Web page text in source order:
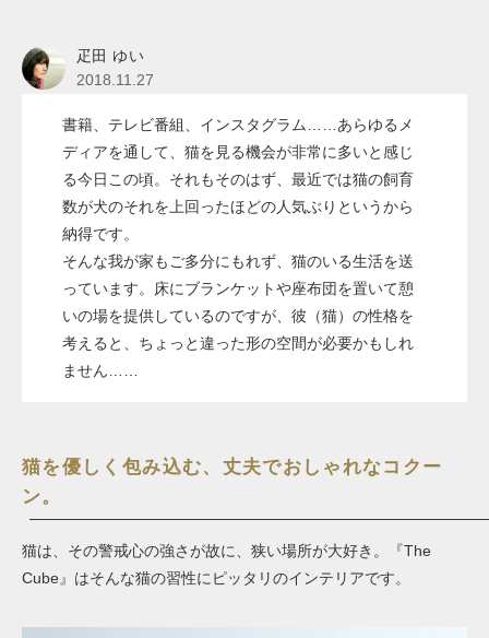
疋田 ゆい
2018.11.27
書籍、テレビ番組、インスタグラム……あらゆるメ
ディアを通して、猫を見る機会が非常に多いと感じ
る今日この頃。それもそのはず、最近では猫の飼育
数が犬のそれを上回ったほどの人気ぶりというから
納得です。
そんな我が家もご多分にもれず、猫のいる生活を送
っています。床にブランケットや座布団を置いて憩
いの場を提供しているのですが、彼（猫）の性格を
考えると、ちょっと違った形の空間が必要かもしれ
ません……
猫を優しく包み込む、丈夫でおしゃれなコクー
ン。
猫は、その警戒心の強さが故に、狭い場所が大好き。『The
Cube』はそんな猫の習性にピッタリのインテリアです。